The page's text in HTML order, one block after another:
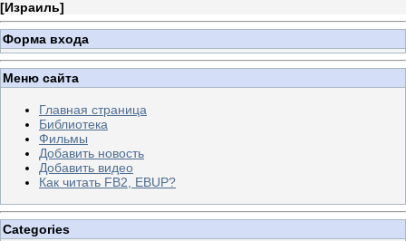
[Израиль]
Форма входа
Меню сайта
Главная страница
Библиотека
Фильмы
Добавить новость
Добавить видео
Как читать FB2, EBUP?
Categories